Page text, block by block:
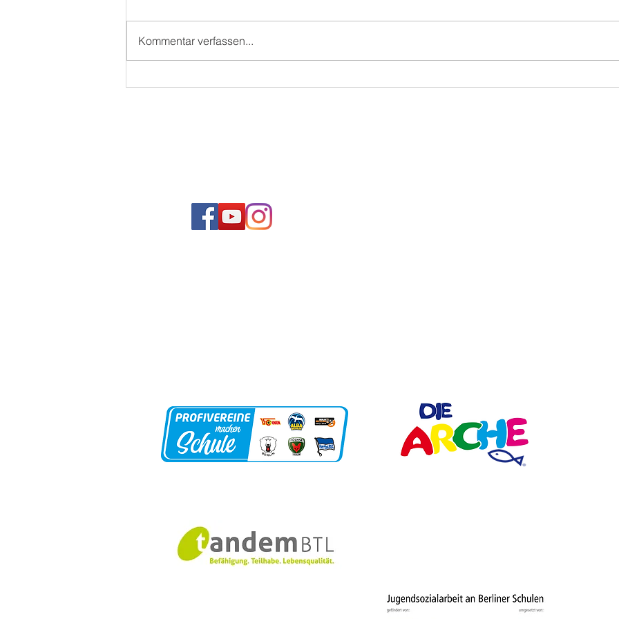
WAMS SOMMERFEST
Osterferien-Programm
Kommentar verfassen...